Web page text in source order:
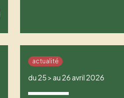
actualité
du 25 > au 26 avril 2026